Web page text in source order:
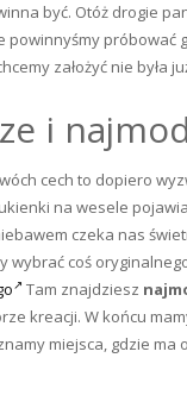
być. Otóż drogie
powinnyśmy
założyć nie była
i
cech to dopiero
na wesele
czeka nas
wybrać coś
Tam znajdziesz
kreacji. W końcu
miejsca, gdzie